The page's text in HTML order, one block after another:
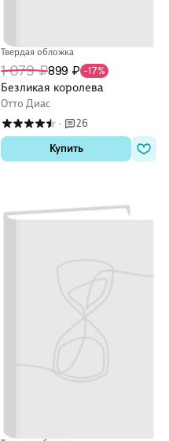
Твердая обложка
1 079 ₽899 ₽ -17%
Безликая королева
Отто Диас
·
26
Купить